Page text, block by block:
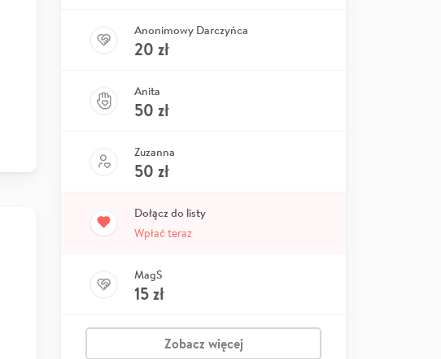
Anonimowy Darczyńca
20 zł
Anita
50 zł
Zuzanna
50 zł
Dołącz do listy
Wpłać teraz
MagS
15zł
Zobacz więcej